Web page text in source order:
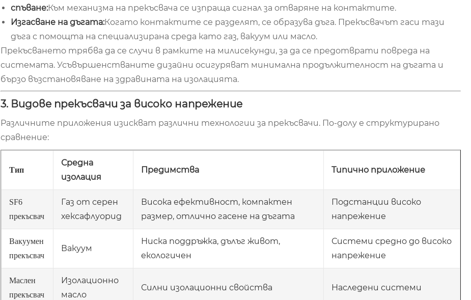
спъване:Към механизма на прекъсвача се изпраща сигнал за отваряне на контактите.
Изгасване на дъгата:Когато контактите се разделят, се образува дъга. Прекъсвачът гаси тази
дъга с помощта на специализирана среда като газ, вакуум или масло.
Прекъсването трябва да се случи в рамките на милисекунди, за да се предотврати повреда на
системата. Усъвършенстваните дизайни осигуряват минимална продължителност на дъгата и
бързо възстановяване на здравината на изолацията.
3. Видове прекъсвачи за високо напрежение
Различните приложения изискват различни технологии за прекъсвачи. По-долу е структурирано
сравнение:
Тип
Средна
изолация
Предимства Типично приложение
SF6
прекъсвач
Газ от серен
хексафлуорид
Висока ефективност, компактен
размер, отлично гасене на дъгата
Подстанции високо
напрежение
Вакуумен
прекъсвач
Вакуум
Ниска поддръжка, дълъг живот,
екологичен
Системи средно до високо
напрежение
Маслен
прекъсвач
Изолационно
масло
Силни изолационни свойства Наследени системи